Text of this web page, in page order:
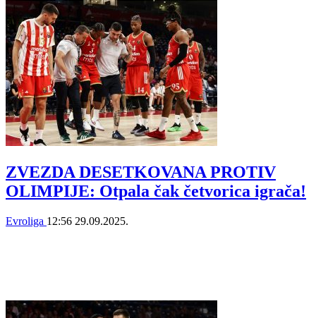
ZVEZDA DESETKOVANA PROTIV
OLIMPIJE: Otpala čak četvorica igrača!
Evroliga 12:56 29.09.2025.